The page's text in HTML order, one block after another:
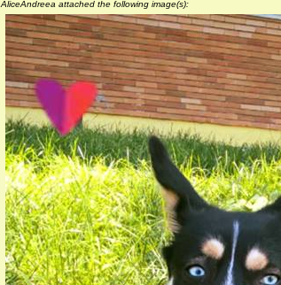
AliceAndreea attached the following image(s):